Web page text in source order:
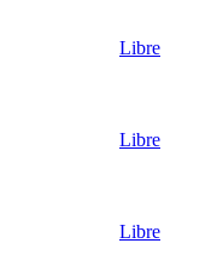
Libre
Libre
Libre